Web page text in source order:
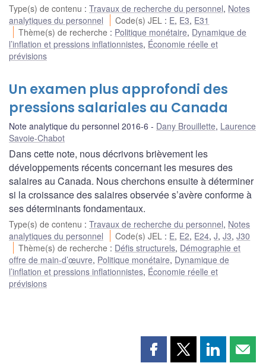
Type(s) de contenu : Travaux de recherche du personnel, Notes
analytiques du personnel
Code(s) JEL : E, E3, E31
Thème(s) de recherche : Politique monétaire, Dynamique de
l’inflation et pressions inflationnistes, Économie réelle et
prévisions
Un examen plus approfondi des
pressions salariales au Canada
Note analytique du personnel 2016-6 Dany Brouillette, Laurence
Savoie-Chabot
Dans cette note, nous décrivons brièvement les
développements récents concernant les mesures des
salaires au Canada. Nous cherchons ensuite à déterminer
si la croissance des salaires observée s’avère conforme à
ses déterminants fondamentaux.
Type(s) de contenu : Travaux de recherche du personnel, Notes
analytiques du personnel
Code(s) JEL : E, E2, E24,J,J3,J30
Thème(s) de recherche : Défis structurels, Démographie et
offre de main-d’œuvre, Politique monétaire, Dynamique de
l’inflation et pressions inflationnistes, Économie réelle et
prévisions
PartagerPartagerPartager